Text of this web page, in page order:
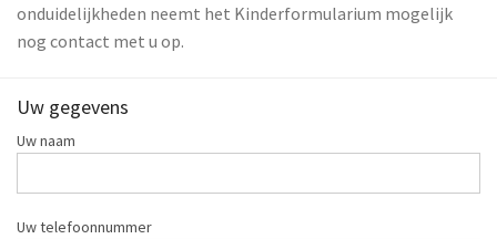
onduidelijkheden neemt het Kinderformularium mogelijk
nog contact met u op.
Uw gegevens
Uw naam
Uw telefoonnummer